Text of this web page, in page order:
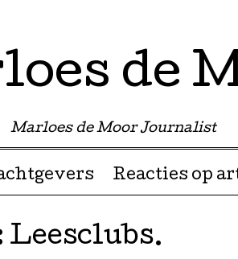
de
Marloes de Moor Journalist
Reacties op
Leesclubs.